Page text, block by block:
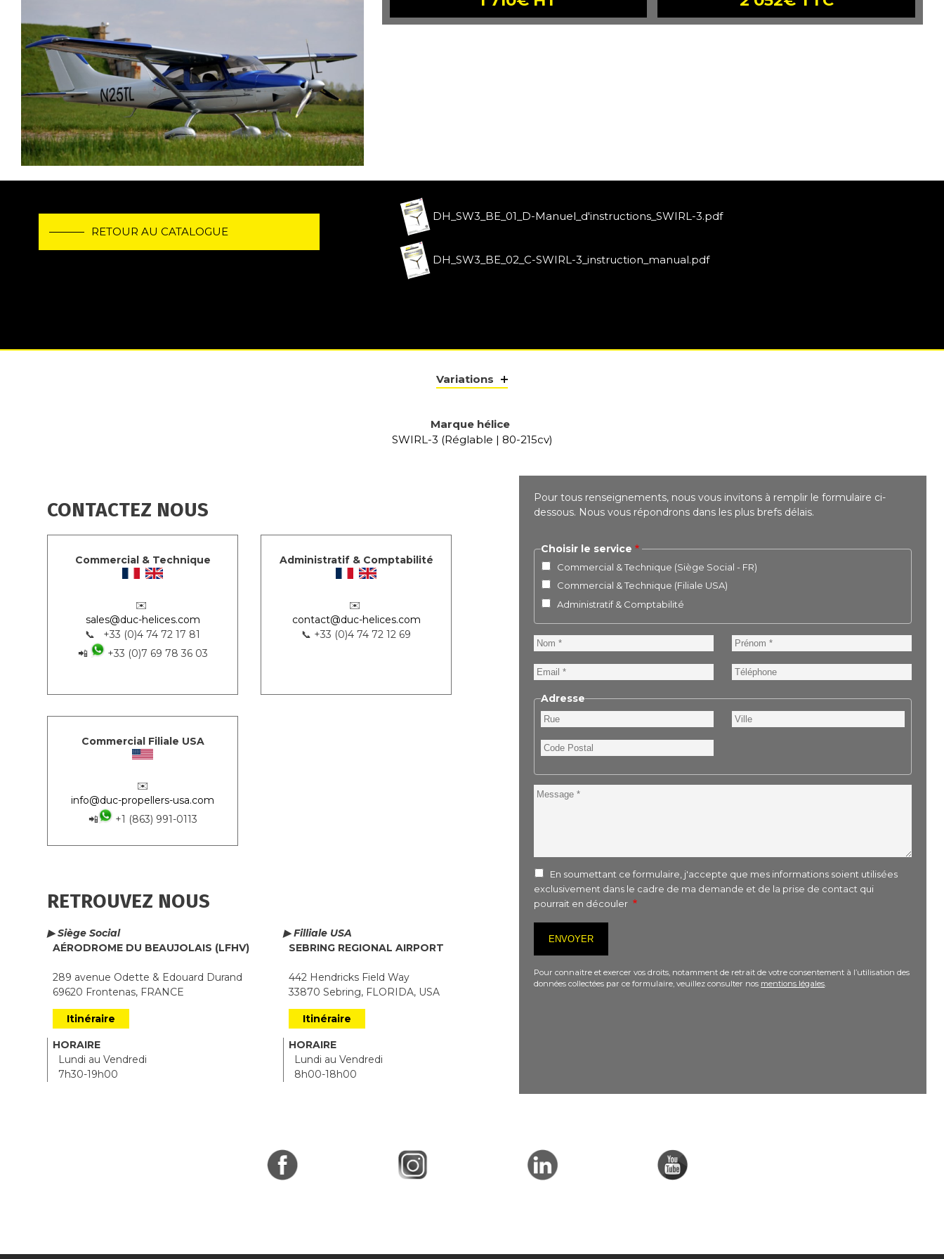
RETOUR AU CATALOGUE
DH_SW3_BE_01_D-Manuel_d'instructions_SWIRL-3.pdf
DH_SW3_BE_02_C-SWIRL-3_instruction_manual.pdf
Variations
Marque hélice
SWIRL-3 (Réglable | 80-215cv)
CONTACTEZ NOUS
Commercial & Technique
✉️
sales@duc-helices.com
📞 +33 (0)4 74 72 17 81
📲
+33 (0)7 69 78 36 03
Administratif & Comptabilité
✉️
contact@duc-helices.com
📞 +33 (0)4 74 72 12 69
Commercial Filiale USA
✉️
info@duc-propellers-usa.com
📲
+1 (863) 991-0113
RETROUVEZ NOUS
▶ Siège Social
AÉRODROME DU BEAUJOLAIS (LFHV)
289 avenue Odette & Edouard Durand
69620 Frontenas, FRANCE
Itinéraire
HORAIRE
Lundi au Vendredi
7h30-19h00
▶ Filliale USA
SEBRING REGIONAL AIRPORT
442 Hendricks Field Way
33870 Sebring, FLORIDA, USA
Itinéraire
HORAIRE
Lundi au Vendredi
8h00-18h00
Pour tous renseignements, nous vous invitons à remplir le formulaire ci-
dessous. Nous vous répondrons dans les plus brefs délais.
Choisir le service
Commercial & Technique (Siège Social - FR)
Commercial & Technique (Filiale USA)
Administratif & Comptabilité
Nom Prénom
Email Téléphone
Adresse
Rue Ville
Code
Postal
Message
En soumettant ce formulaire, j'accepte que mes informations soient utilisées
exclusivement dans le cadre de ma demande et de la prise de contact qui
pourrait en découler
Pour connaitre et exercer vos droits, notamment de retrait de votre consentement à l’utilisation des
données collectées par ce formulaire, veuillez consulter nos mentions légales.